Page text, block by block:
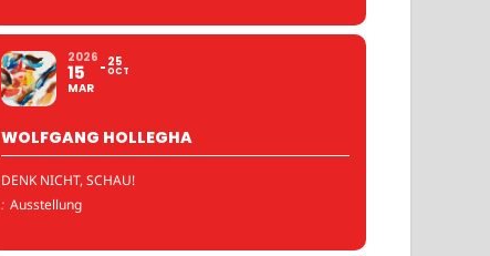
2026
15
MAR
25
OCT
WOLFGANG HOLLEGHA
DENK NICHT, SCHAU!
: Ausstellung